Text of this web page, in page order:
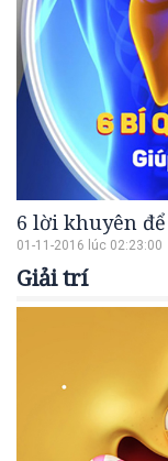
6 lời khuyên
01-11-2016 lúc 02:23:00
Giải trí